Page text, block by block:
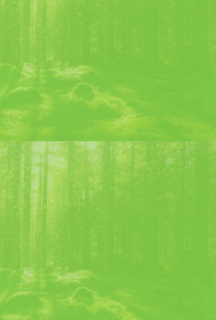
de Zumo de Piña y exprimir 2 cl
copa de cóctel mientras la
menta.